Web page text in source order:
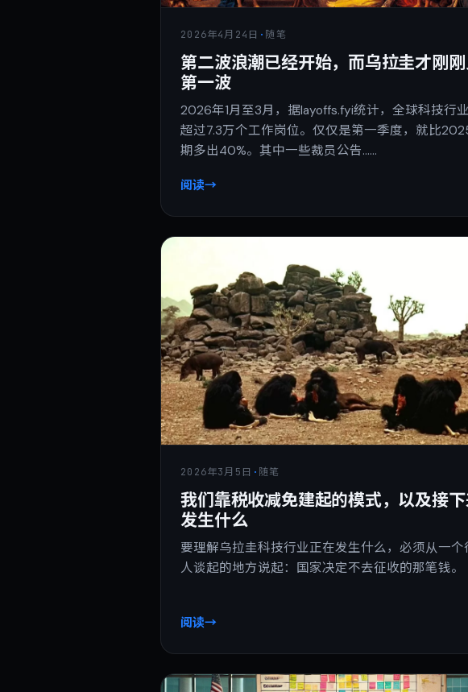
2026年4月24日 · 随笔
第二波浪潮已经开始，而乌拉圭才刚
第一波
2026年1月至3月，据layoffs.fyi统计，全球科技行
超过7.3万个工作岗位。仅仅是第一季度，就比
期多出40%。其中一些裁员公告……
阅读→
2026年3月5日 · 随笔
我们靠税收减免建起的模式，以及接
发生什么
要理解乌拉圭科技行业正在发生什么，必须从一个
人谈起的地方说起：国家决定不去征收的那笔钱。
阅读→